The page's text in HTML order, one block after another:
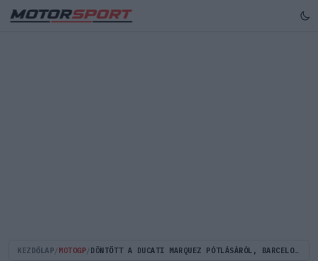
KEZDŐLAP MOTOGP DÖNTÖTT A DUCATI MARQUEZ PÓTLÁSÁRÓL, BARCELONÁBAN EGYEDÜL MARAD BAGNAIA